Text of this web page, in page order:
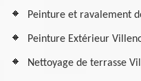
Peinture et ravalement
Peinture Extérieur
Nettoyage de terrasse